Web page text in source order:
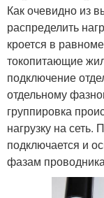
Как очевидно из
распределить
кроется в
токопитающие
подключение
отдельному
группировка
нагрузку на
подключается и
фазам